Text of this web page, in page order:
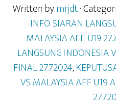
Written bymrjdt·
INFO SIARAN
MALAYSIA AFF U19
LANGSUNG INDONESIA
FINAL 27.7.2024,
VS MALAYSIA AFF U19